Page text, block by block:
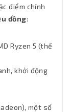
điểm chính
đồng:
Ryzen 5 (thế
khởi động
một số